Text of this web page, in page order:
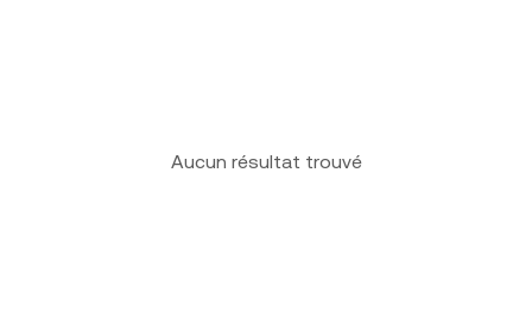
Aucun résultat trouvé